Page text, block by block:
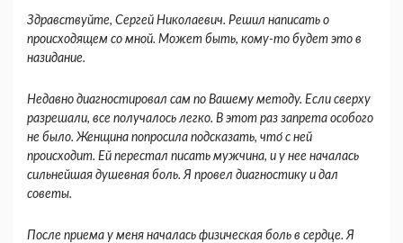
Здравствуйте, Сергей Николаевич. Решил написать о
происходящем со мной. Может быть, кому-то будет это в
назидание.
Недавно диагностировал сам по Вашему методу. Если сверху
разрешали, все получалось легко. В этот раз запрета особого
не было. Женщина попросила подсказать, что́ с ней
происходит. Ей перестал писать мужчина, и у нее началась
сильнейшая душевная боль. Я провел диагностику и дал
советы.
После приема у меня началась физическая боль в сердце. Я